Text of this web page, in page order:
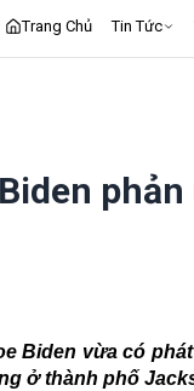
Trang Chủ Tin Tức
Biden vừa có
ở thành phố